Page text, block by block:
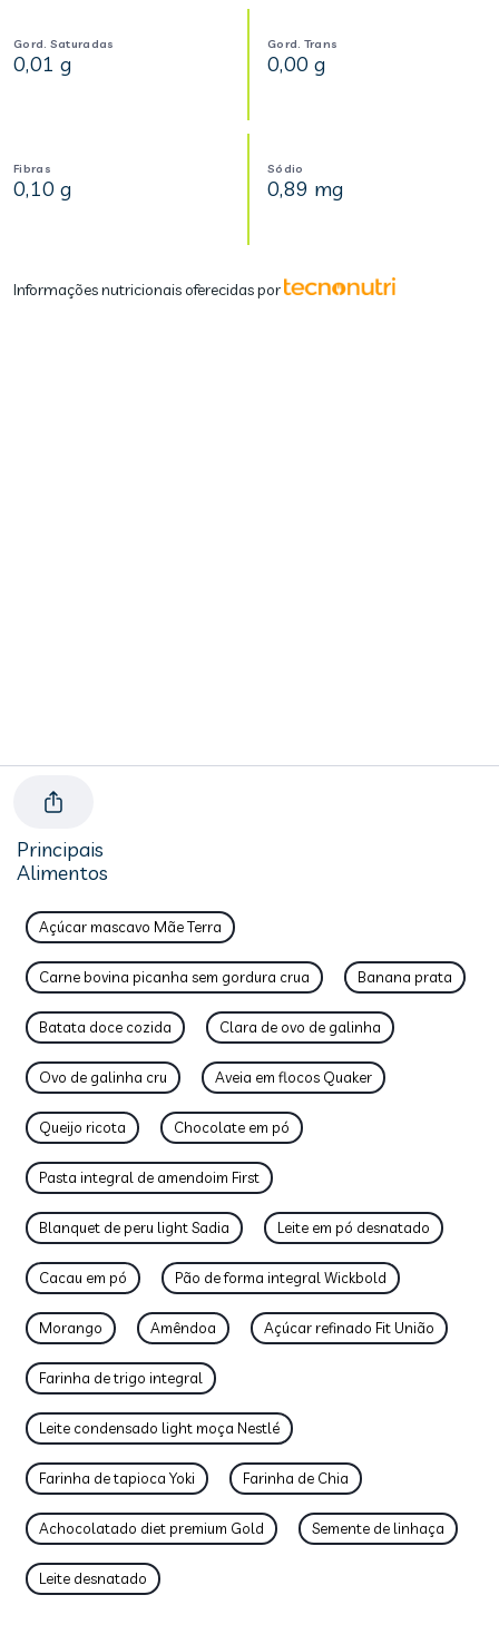
Gord. Saturadas
0,01 g
Gord. Trans
0,00 g
Fibras
0,10 g
Sódio
0,89 mg
Informações nutricionais oferecidas por
Principais
Alimentos
Açúcar mascavo Mãe Terra
Carne bovina picanha sem gordura crua Banana prata
Batata doce cozida Clara de ovo de galinha
Ovo de galinha cru Aveia em flocos Quaker
Queijo ricota Chocolate em pó
Pasta integral de amendoim First
Blanquet de peru light Sadia Leite em pó desnatado
Cacau em pó Pão de forma integral Wickbold
Morango Amêndoa Açúcar refinado Fit União
Farinha de trigo integral
Leite condensado light moça Nestlé
Farinha de tapioca Yoki Farinha de Chia
Achocolatado diet premium Gold Semente de linhaça
Leite desnatado